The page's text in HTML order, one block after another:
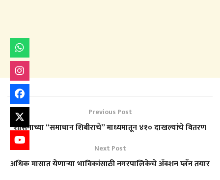
Previous Post
शासनाच्या “समाधान शिबीराचे” माध्यमातून ४१० दाखल्यांचे वितरण
Next Post
अधिक मासात येणाऱ्या भाविकांसाठी नगरपालिकेचे ॲक्शन प्लॅन तयार